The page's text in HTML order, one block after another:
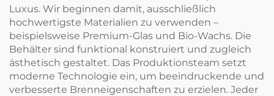
Luxus. Wir beginnen damit, ausschließlich
hochwertigste Materialien zu verwenden –
beispielsweise Premium-Glas und Bio-Wachs. Die
Behälter sind funktional konstruiert und zugleich
ästhetisch gestaltet. Das Produktionsteam setzt
moderne Technologie ein, um beeindruckende und
verbesserte Brenneigenschaften zu erzielen. Jeder